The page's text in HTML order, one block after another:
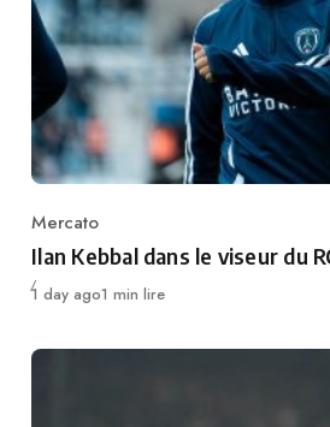
Category
Mercato
Ilan Kebbal dans le viseur du
Publié
1 day ago1 min lire